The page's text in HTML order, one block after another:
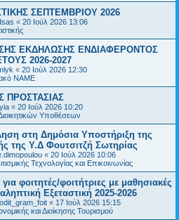
ΣΕΠΤΕΜΒΡΙΟΥ 2026
« 20 Ιούλ 2026 13:06
ΕΚΔΗΛΩΣΗΣ ΕΝΔΙΑΦΕΡΟΝΤΟΣ
2026-2027
« 20 Ιούλ 2026 12:30
ΝΑΜΕ
ΠΡΟΣΤΑΣΙΑΣ
« 20 Ιούλ 2026 10:20
Υποθέσεων
στη Δημόσια Υποστήριξη της
της Υ.Δ Φουτσιτζή Σωτηρίας
« 20 Ιούλ 2026 10:06
Τεχνολογίας και Επικοινωνίας
φοιτητές/φοιτήτριες με μαθησιακές
Εξεταστική 2025-2026
« 17 Ιούλ 2026 15:15
και Διοίκησης Τουρισμού